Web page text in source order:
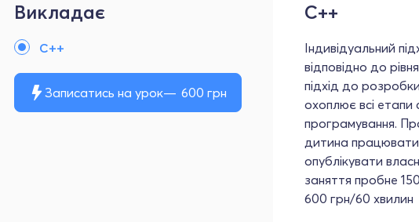
Викладає
C++
Записатись на урок 600 грн
C++
Індивідуальний
відповідно до
підхід до
охоплює всі
програмування.
дитина
опублікувати
заняття пробне
600 грн/60 хвилин